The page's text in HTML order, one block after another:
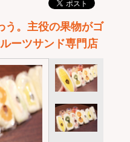
う。主役の果物がゴ
ーツサンド専門店